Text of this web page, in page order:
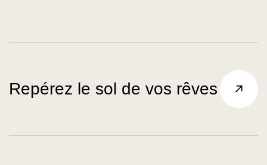
Repérez le sol de vos rêves